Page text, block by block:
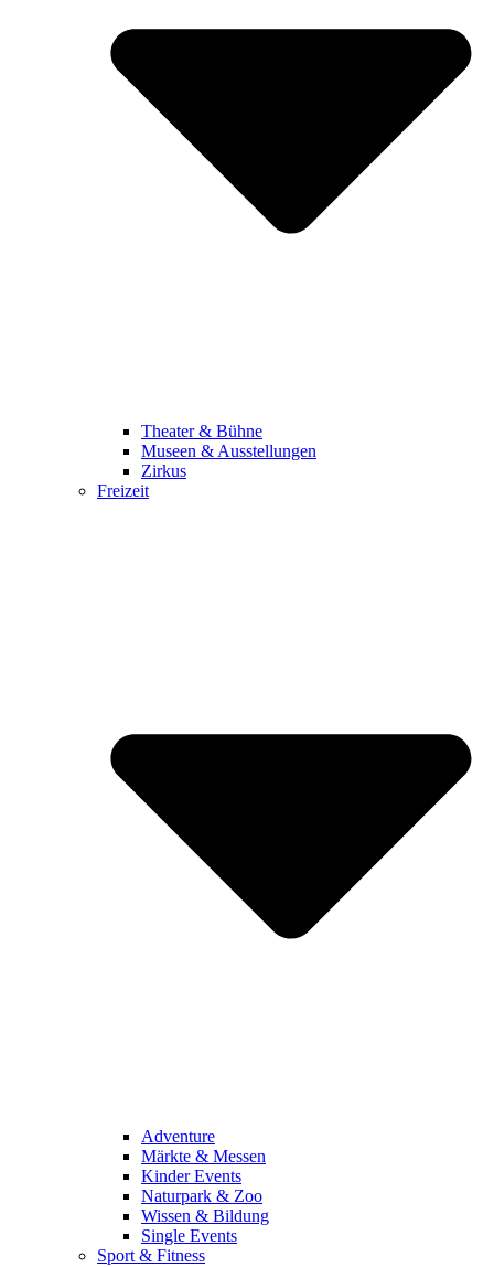
Theater & Bühne
Museen & Ausstellungen
Zirkus
Freizeit
Adventure
Märkte & Messen
Kinder Events
Naturpark & Zoo
Wissen & Bildung
Single Events
Sport & Fitness